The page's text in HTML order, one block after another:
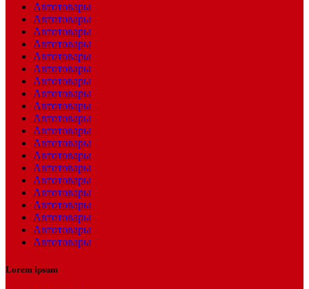
Автотовары
Автотовары
Автотовары
Автотовары
Автотовары
Автотовары
Автотовары
Автотовары
Автотовары
Автотовары
Автотовары
Автотовары
Автотовары
Автотовары
Автотовары
Автотовары
Автотовары
Автотовары
Автотовары
Автотовары
Lorem ipsum